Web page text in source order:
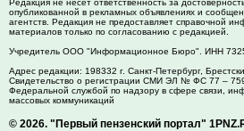
опубликованной в рекламных объявлениях и
агентств. Редакция не предоставляет справочной
материалов только по согласованию с редакцией.
Учредитель ООО "Информационное Бюро". ИНН
Адрес редакции: 198332 г. Санкт-Петербург,
Свидетельство о регистрации СМИ ЭЛ № ФС 77 –
Федеральной службой по надзору в сфере связи,
массовых коммуникаций
© 2026. "Первый пензенский портал"